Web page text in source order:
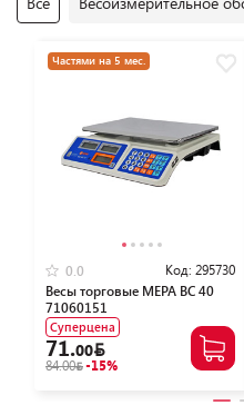
Частями на 5 мес.
0.0 Код: 295730
Весы торговые МЕРА ВС 40
71060151
Суперцена
71.00
84.00 -15%